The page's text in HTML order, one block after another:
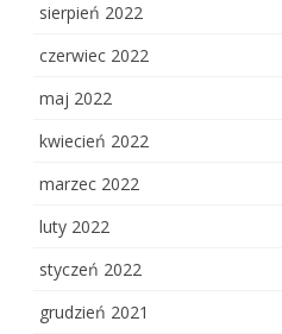
sierpień 2022
czerwiec 2022
maj 2022
kwiecień 2022
marzec 2022
luty 2022
styczeń 2022
grudzień 2021